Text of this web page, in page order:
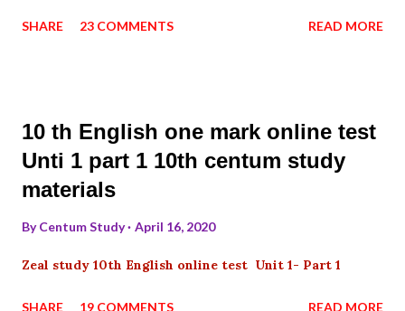
SHARE 23 COMMENTS READ MORE
10 th English one mark online test
Unti 1 part 1 10th centum study
materials
ByCentum Study April 16, 2020
Zeal study 10th English online test Unit 1- Part 1
SHARE 19 COMMENTS READ MORE